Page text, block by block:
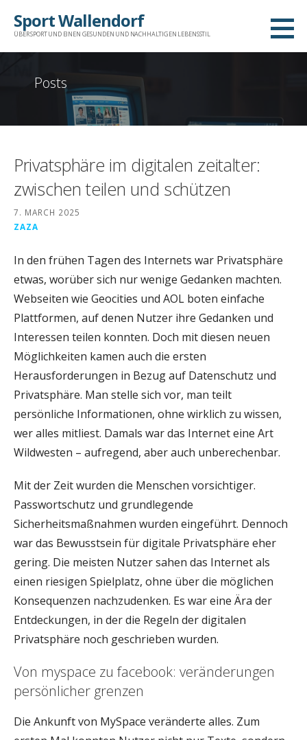
Sport Wallendorf
ÜBER SPORT UND EINEN GESUNDEN UND NACHHALTIGEN LEBENSSTIL
Posts
Privatsphäre im digitalen zeitalter:
zwischen teilen und schützen
7. MARCH 2025
ZAZA
In den frühen Tagen des Internets war Privatsphäre
etwas, worüber sich nur wenige Gedanken machten.
Webseiten wie Geocities und AOL boten einfache
Plattformen, auf denen Nutzer ihre Gedanken und
Interessen teilen konnten. Doch mit diesen neuen
Möglichkeiten kamen auch die ersten
Herausforderungen in Bezug auf Datenschutz und
Privatsphäre. Man stelle sich vor, man teilt
persönliche Informationen, ohne wirklich zu wissen,
wer alles mitliest. Damals war das Internet eine Art
Wildwesten – aufregend, aber auch unberechenbar.
Mit der Zeit wurden die Menschen vorsichtiger.
Passwortschutz und grundlegende
Sicherheitsmaßnahmen wurden eingeführt. Dennoch
war das Bewusstsein für digitale Privatsphäre eher
gering. Die meisten Nutzer sahen das Internet als
einen riesigen Spielplatz, ohne über die möglichen
Konsequenzen nachzudenken. Es war eine Ära der
Entdeckungen, in der die Regeln der digitalen
Privatsphäre noch geschrieben wurden.
Von myspace zu facebook: veränderungen
persönlicher grenzen
Die Ankunft von MySpace veränderte alles. Zum